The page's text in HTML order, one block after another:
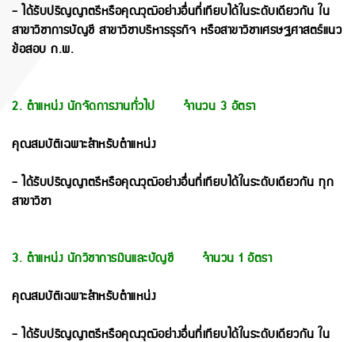
- ได้รับปริญญาตรีหรือคุณวุฒิอย่างอื่นที่เทียบได้ในระดับเดียวกัน ใน
สาขาวิชาการบัญชี สาขาวิชาบริหารธุรกิจ หรือสาขาวิชาเศรษฐศาสตร์แนว
ข้อสอบ ก.พ.
2. ตำแหน่ง นักจัดการงานทั่วไป จำนวน 3 อัตรา
คุณสมบัติเฉพาะสำหรับตำแหน่ง
- ได้รับปริญญาตรีหรือคุณวุฒิอย่างอื่นที่เทียบได้ในระดับเดียวกัน ทุก
สาขาวิชา
3. ตำแหน่ง นักวิชาการเงินและบัญชี จำนวน 1 อัตรา
คุณสมบัติเฉพาะสำหรับตำแหน่ง
- ได้รับปริญญาตรีหรือคุณวุฒิอย่างอื่นที่เทียบได้ในระดับเดียวกัน ใน